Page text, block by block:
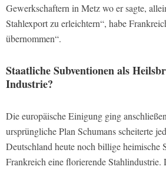
Gewerkschaftern in Metz wo er sagte,
Stahlexport zu erleichtern“, habe
übernommen“.
Staatliche Subventionen als
Industrie?
Die europäische Einigung ging
ursprüngliche Plan Schumans scheiterte
Deutschland heute noch billige heimische
Frankreich eine florierende Stahlindustrie.